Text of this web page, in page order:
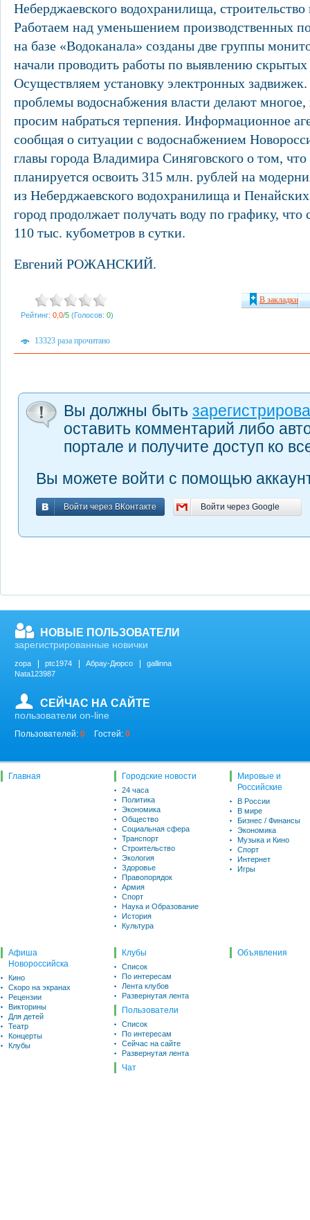
Неберджаевского водохранилища, строительство
Работаем над уменьшением производственных
на базе «Водоканала» созданы две группы
начали проводить работы по выявлению
Осуществляем установку электронных
проблемы водоснабжения власти делают
просим набраться терпения. Информационное
сообщая о ситуации с водоснабжением
главы города Владимира Синяговского о том, что
планируется освоить 315 млн. рублей на
из Неберджаевского водохранилища и
город продолжает получать воду по графику, что
110 тыс. кубометров в сутки.
Евгений РОЖАНСКИЙ.
Рейтинг: 0,0/5 (Голосов: 0)
В закладки
13323 раза прочитано
Вы должны быть
оставить комментарий либо
портале и получите доступ ко
Вы можете войти с помощью
Войти через ВКонтакте
Войти через ВКонтакте Войти через Google
Войти через Google
НОВЫЕ ПОЛЬЗОВАТЕЛИ
зарегистрированные новички
zopa ptc1974 Абрау-Дюрсо
gallinna
Nata123987
СЕЙЧАС НА САЙТЕ
пользователи on-line
Пользователей: 0 Гостей: 0
Главная Городские новости
24 часа
Политика
Экономика
Общество
Социальная сфера
Транспорт
Строительство
Экология
Здоровье
Правопорядок
Армия
Спорт
Наука и Образование
История
Культура
Мировые и
Российские
В России
В мире
Бизнес / Финансы
Экономика
Музыка и Кино
Спорт
Интернет
Игры
Афиша
Новороссийска
Кино
Скоро на экранах
Рецензии
Викторины
Для детей
Театр
Концерты
Клубы
Клубы
Список
По интересам
Лента клубов
Развернутая лента
Пользователи
Список
По интересам
Сейчас на сайте
Развернутая лента
Чат
Объявления